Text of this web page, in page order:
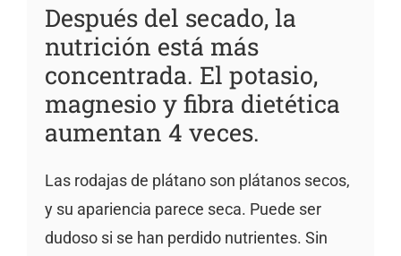
Después del secado, la
nutrición está más
concentrada. El potasio,
magnesio y fibra dietética
aumentan 4 veces.
Las rodajas de plátano son plátanos secos,
y su apariencia parece seca. Puede ser
dudoso si se han perdido nutrientes. Sin